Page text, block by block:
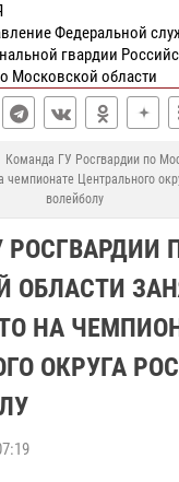
Федеральной
гвардии
Московской области
Команда ГУ Росгвардии по
чемпионате Центрального
волейболу
ОБЛАСТИ
НА
ОКРУГА